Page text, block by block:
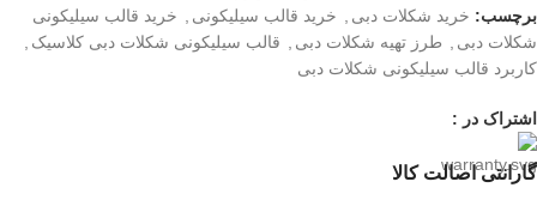
برچسب: خرید شکلات دبی خرید قالب سیلیکونی
خرید قالب سیلیکونی
شکلات دبی
طرز تهیه شکلات دبی قالب سیلیکونی شکلات دبی کلاسیک
کاربرد قالب سیلیکونی شکلات دبی
اشتراک در :
گارانتی اصالت کالا